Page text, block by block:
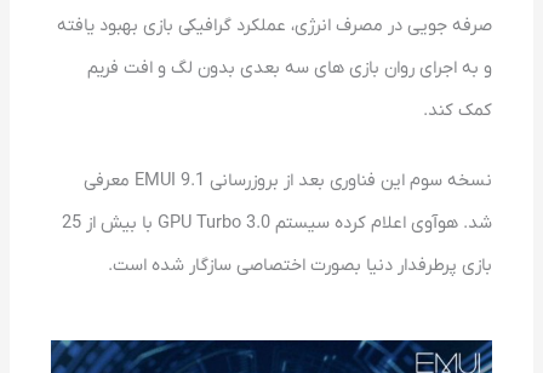
صرفه جویی در مصرف انرژی، عملکرد گرافیکی بازی بهبود یافته
و به اجرای روان بازی های سه بعدی بدون لگ و افت فریم
کمک کند.
نسخه سوم این فناوری بعد از بروزرسانی EMUI 9.1 معرفی
شد. هوآوی اعلام کرده سیستم GPU Turbo 3.0 با بیش از 25
بازی پرطرفدار دنیا بصورت اختصاصی سازگار شده است.